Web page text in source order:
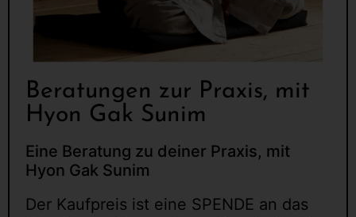
Beratungen zur Praxis, mit
Hyon Gak Sunim
Eine Beratung zu deiner Praxis, mit
Hyon Gak Sunim
Der Kaufpreis ist eine SPENDE an das